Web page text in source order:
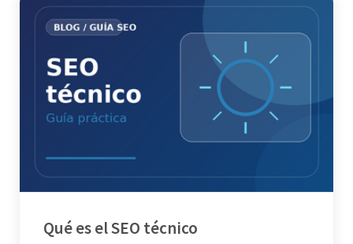
Qué es el SEO técnico